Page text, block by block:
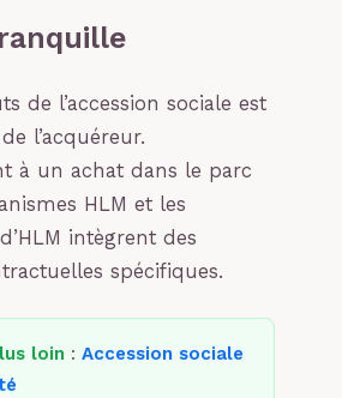
de l’accession sociale est
l’acquéreur.
à un achat dans le parc
HLM et les
intègrent des
spécifiques.
loin : Accession sociale